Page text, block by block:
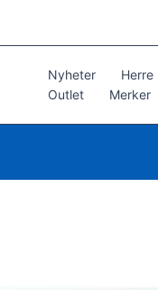
Nyheter Herre
Outlet
Merker